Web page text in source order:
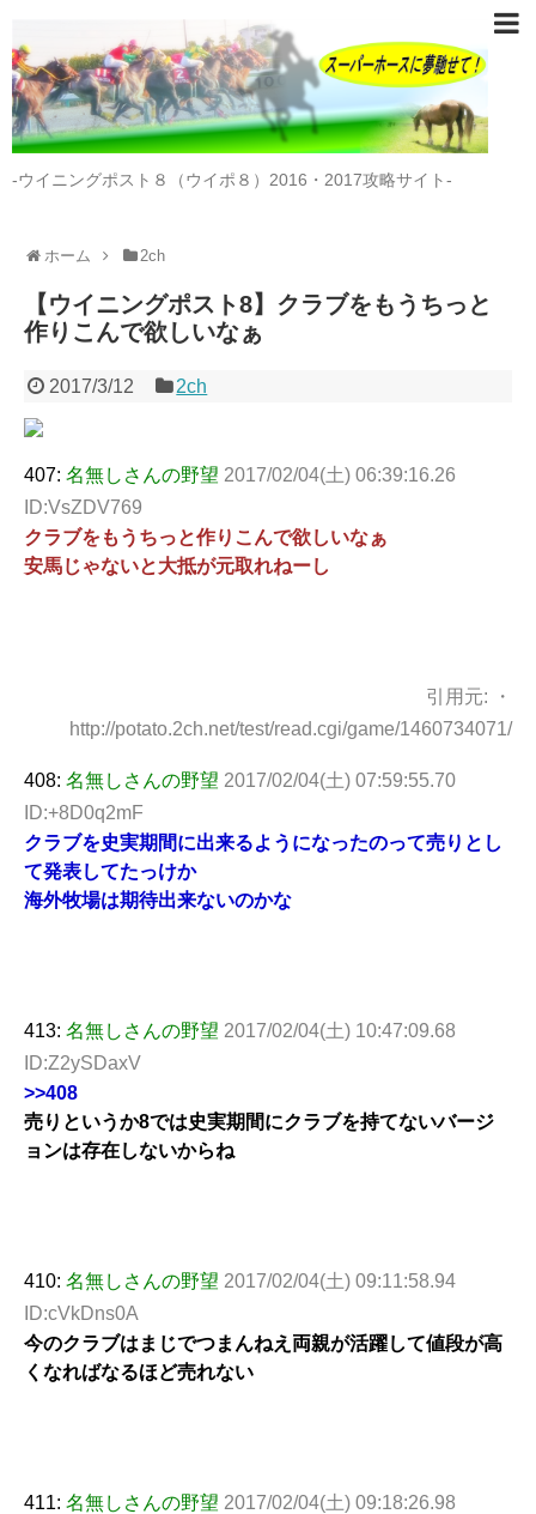
-ウイニングポスト８（ウイポ８）2016・2017攻略サイト-
ホーム 2ch
【ウイニングポスト8】クラブをもうちっと
作りこんで欲しいなぁ
2017/3/12 2ch
407: 名無しさんの野望 2017/02/04(土) 06:39:16.26
ID:VsZDV769
クラブをもうちっと作りこんで欲しいなぁ
安馬じゃないと大抵が元取れねーし
引用元: ・
http://potato.2ch.net/test/read.cgi/game/1460734071/
408: 名無しさんの野望 2017/02/04(土) 07:59:55.70
ID:+8D0q2mF
クラブを史実期間に出来るようになったのって売りとし
て発表してたっけか
海外牧場は期待出来ないのかな
413: 名無しさんの野望 2017/02/04(土) 10:47:09.68
ID:Z2ySDaxV
>>408
売りというか8では史実期間にクラブを持てないバージ
ョンは存在しないからね
410: 名無しさんの野望 2017/02/04(土) 09:11:58.94
ID:cVkDns0A
今のクラブはまじでつまんねえ両親が活躍して値段が高
くなればなるほど売れない
411: 名無しさんの野望 2017/02/04(土) 09:18:26.98